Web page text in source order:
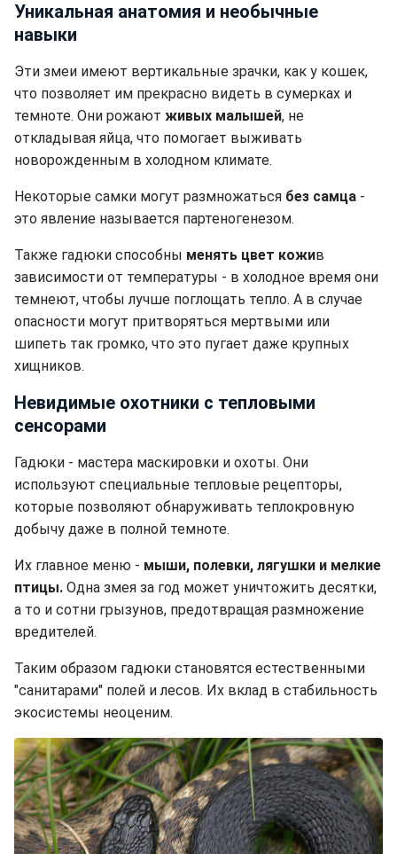
Уникальная анатомия и необычные
навыки
Эти змеи имеют вертикальные зрачки, как у кошек,
что позволяет им прекрасно видеть в сумерках и
темноте. Они рожают живых малышей, не
откладывая яйца, что помогает выживать
новорожденным в холодном климате.
Некоторые самки могут размножаться без самца -
это явление называется партеногенезом.
Также гадюки способны менять цвет кожив
зависимости от температуры - в холодное время они
темнеют, чтобы лучше поглощать тепло. А в случае
опасности могут притворяться мертвыми или
шипеть так громко, что это пугает даже крупных
хищников.
Невидимые охотники с тепловыми
сенсорами
Гадюки - мастера маскировки и охоты. Они
используют специальные тепловые рецепторы,
которые позволяют обнаруживать теплокровную
добычу даже в полной темноте.
Их главное меню - мыши, полевки, лягушки и мелкие
птицы. Одна змея за год может уничтожить десятки,
а то и сотни грызунов, предотвращая размножение
вредителей.
Таким образом гадюки становятся естественными
"санитарами" полей и лесов. Их вклад в стабильность
экосистемы неоценим.